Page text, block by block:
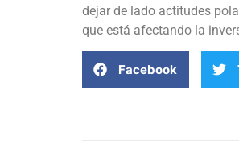
dejar de lado actitudes
que está afectando la
Facebook